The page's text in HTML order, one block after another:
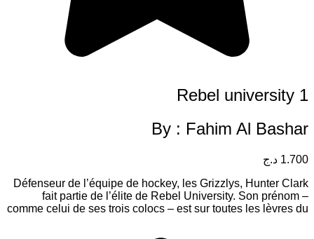
Rebel
By : Fahim
Défenseur de l’équipe de hockey, les
fait partie de l’élite de Rebel University.
comme celui de ses trois colocs – est sur